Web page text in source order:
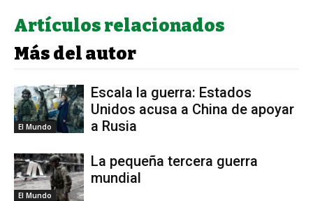
Artículos relacionados
Más del autor
El Mundo
Escala la guerra: Estados
Unidos acusa a China de apoyar
a Rusia
El Mundo
La pequeña tercera guerra
mundial